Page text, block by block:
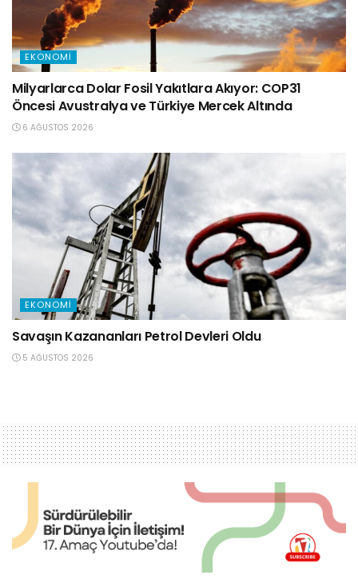
EKONOMI
Milyarlarca Dolar Fosil Yakıtlara Akıyor: COP31
Öncesi Avustralya ve Türkiye Mercek Altında
6 AĞUSTOS 2026
EKONOMI
Savaşın Kazananları Petrol Devleri Oldu
5 AĞUSTOS 2026